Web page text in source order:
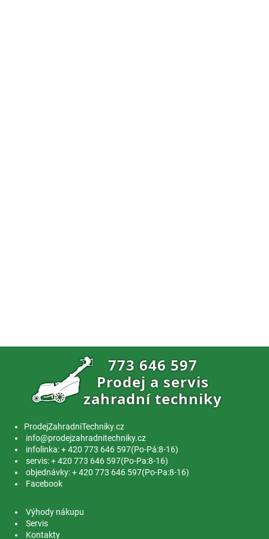
ProdejZahradniTechniky.cz
info@prodejzahradnitechniky.cz
infolinka: + 420 773 646 597(Po-Pá:8-16)
servis: + 420 773 646 597(Po-Pa:8-16)
objednávky: + 420 773 646 597(Po-Pa:8-16)
Facebook
Výhody nákupu
Servis
Kontakty